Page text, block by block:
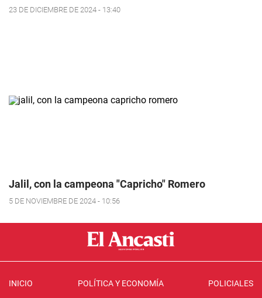
23 DE DICIEMBRE DE 2024 - 13:40
Jalil, con la campeona "Capricho" Romero
5 DE NOVIEMBRE DE 2024 - 10:56
INICIO POLÍTICA Y ECONOMÍA POLICIALES